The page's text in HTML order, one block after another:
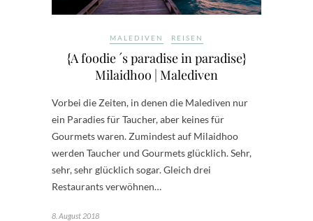
MALEDIVEN REISEN
{A foodie ´s paradise in paradise}
Milaidhoo | Malediven
Vorbei die Zeiten, in denen die Malediven nur
ein Paradies für Taucher, aber keines für
Gourmets waren. Zumindest auf Milaidhoo
werden Taucher und Gourmets glücklich. Sehr,
sehr, sehr glücklich sogar. Gleich drei
Restaurants verwöhnen…
8. August 2018